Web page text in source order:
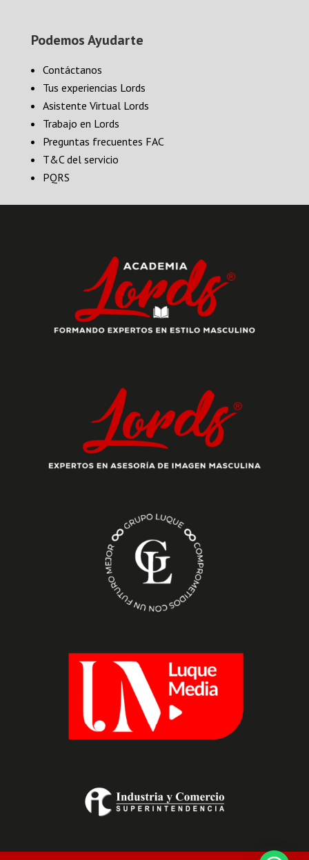
Podemos Ayudarte
Contáctanos
Tus experiencias Lords
Asistente Virtual Lords
Trabajo en Lords
Preguntas frecuentes FAC
T&C del servicio
PQRS